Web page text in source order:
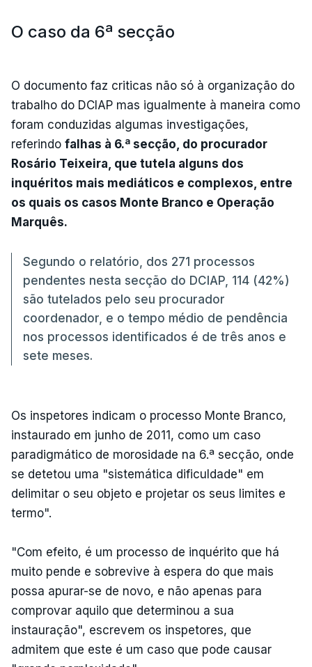
O caso da 6ª secção
O documento faz criticas não só à organização do
trabalho do DCIAP mas igualmente à maneira como
foram conduzidas algumas investigações,
referindo falhas à 6.ª secção, do procurador
Rosário Teixeira, que tutela alguns dos
inquéritos mais mediáticos e complexos, entre
os quais os casos Monte Branco e Operação
Marquês.
Segundo o relatório, dos 271 processos
pendentes nesta secção do DCIAP, 114 (42%)
são tutelados pelo seu procurador
coordenador, e o tempo médio de pendência
nos processos identificados é de três anos e
sete meses.
Os inspetores indicam o processo Monte Branco,
instaurado em junho de 2011, como um caso
paradigmático de morosidade na 6.ª secção, onde
se detetou uma "sistemática dificuldade" em
delimitar o seu objeto e projetar os seus limites e
termo".
"Com efeito, é um processo de inquérito que há
muito pende e sobrevive à espera do que mais
possa apurar-se de novo, e não apenas para
comprovar aquilo que determinou a sua
instauração", escrevem os inspetores, que
admitem que este é um caso que pode causar